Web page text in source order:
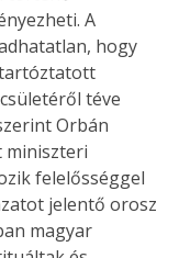
A
hogy
téve
Orbán
miniszteri
felelősséggel
jelentő orosz
magyar